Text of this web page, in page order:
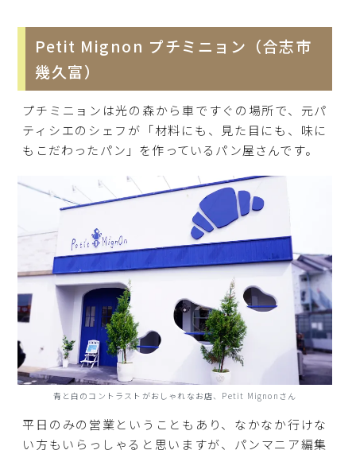
Petit Mignon プチミニョン（合志市
幾久富）
プチミニョンは光の森から車ですぐの場所で、元パ
ティシエのシェフが「材料にも、見た目にも、味に
もこだわったパン」を作っているパン屋さんです。
青と白のコントラストがおしゃれなお店、Petit Mignonさん
平日のみの営業ということもあり、なかなか行けな
い方もいらっしゃると思いますが、パンマニア編集